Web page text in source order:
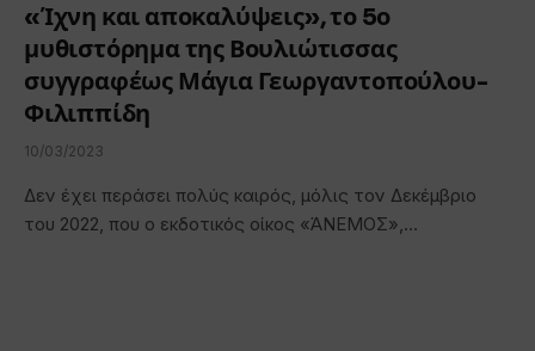
«Ίχνη και αποκαλύψεις», το 5ο
μυθιστόρημα της Βουλιώτισσας
συγγραφέως Μάγια Γεωργαντοπούλου-
Φιλιππίδη
10/03/2023
Δεν έχει περάσει πολύς καιρός, μόλις τον Δεκέμβριο
του 2022, που ο εκδοτικός οίκος «ΆΝΕΜΟΣ»,…